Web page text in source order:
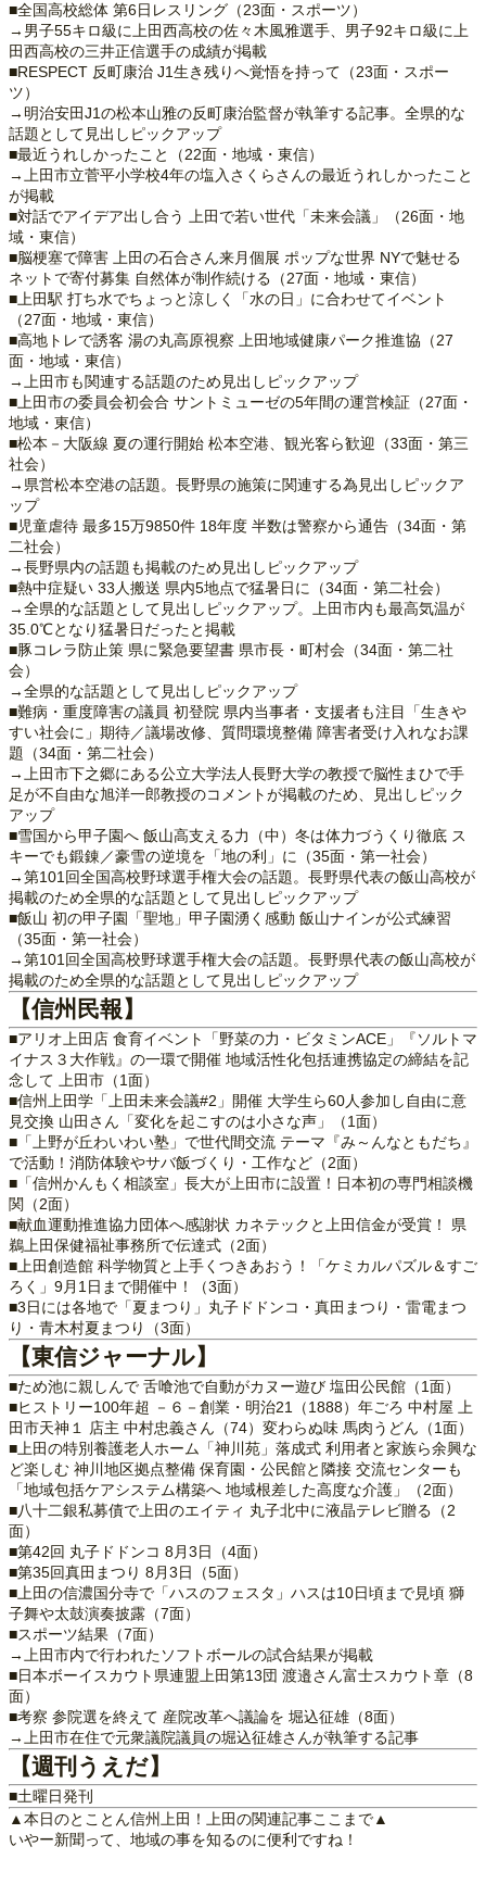
■全国高校総体 第6日レスリング（23面・スポーツ）
→男子55キロ級に上田西高校の佐々木風雅選手、男子92キロ級に上
田西高校の三井正信選手の成績が掲載
■RESPECT 反町康治 J1生き残りへ覚悟を持って（23面・スポー
ツ）
→明治安田J1の松本山雅の反町康治監督が執筆する記事。全県的な
話題として見出しピックアップ
■最近うれしかったこと（22面・地域・東信）
→上田市立菅平小学校4年の塩入さくらさんの最近うれしかったこと
が掲載
■対話でアイデア出し合う 上田で若い世代「未来会議」（26面・地
域・東信）
■脳梗塞で障害 上田の石合さん来月個展 ポップな世界 NYで魅せる
ネットで寄付募集 自然体が制作続ける（27面・地域・東信）
■上田駅 打ち水でちょっと涼しく「水の日」に合わせてイベント
（27面・地域・東信）
■高地トレで誘客 湯の丸高原視察 上田地域健康パーク推進協（27
面・地域・東信）
→上田市も関連する話題のため見出しピックアップ
■上田市の委員会初会合 サントミューゼの5年間の運営検証（27面・
地域・東信）
■松本－大阪線 夏の運行開始 松本空港、観光客ら歓迎（33面・第三
社会）
→県営松本空港の話題。長野県の施策に関連する為見出しピックア
ップ
■児童虐待 最多15万9850件 18年度 半数は警察から通告（34面・第
二社会）
→長野県内の話題も掲載のため見出しピックアップ
■熱中症疑い 33人搬送 県内5地点で猛暑日に（34面・第二社会）
→全県的な話題として見出しピックアップ。上田市内も最高気温が
35.0℃となり猛暑日だったと掲載
■豚コレラ防止策 県に緊急要望書 県市長・町村会（34面・第二社
会）
→全県的な話題として見出しピックアップ
■難病・重度障害の議員 初登院 県内当事者・支援者も注目「生きや
すい社会に」期待／議場改修、質問環境整備 障害者受け入れなお課
題（34面・第二社会）
→上田市下之郷にある公立大学法人長野大学の教授で脳性まひで手
足が不自由な旭洋一郎教授のコメントが掲載のため、見出しピック
アップ
■雪国から甲子園へ 飯山高支える力（中）冬は体力づうくり徹底 ス
キーでも鍛錬／豪雪の逆境を「地の利」に（35面・第一社会）
→第101回全国高校野球選手権大会の話題。長野県代表の飯山高校が
掲載のため全県的な話題として見出しピックアップ
■飯山 初の甲子園「聖地」甲子園湧く感動 飯山ナインが公式練習
（35面・第一社会）
→第101回全国高校野球選手権大会の話題。長野県代表の飯山高校が
掲載のため全県的な話題として見出しピックアップ
【信州民報】
■アリオ上田店 食育イベント「野菜の力・ビタミンACE」『ソルトマ
イナス３大作戦』の一環で開催 地域活性化包括連携協定の締結を記
念して 上田市（1面）
■信州上田学「上田未来会議#2」開催 大学生ら60人参加し自由に意
見交換 山田さん「変化を起こすのは小さな声」（1面）
■「上野が丘わいわい塾」で世代間交流 テーマ『み～んなともだち』
で活動！消防体験やサバ飯づくり・工作など（2面）
■「信州かんもく相談室」長大が上田市に設置！日本初の専門相談機
関（2面）
■献血運動推進協力団体へ感謝状 カネテックと上田信金が受賞！ 県
鵜上田保健福祉事務所で伝達式（2面）
■上田創造館 科学物質と上手くつきあおう！「ケミカルパズル＆すご
ろく」9月1日まで開催中！（3面）
■3日には各地で「夏まつり」丸子ドドンコ・真田まつり・雷電まつ
り・青木村夏まつり（3面）
【東信ジャーナル】
■ため池に親しんで 舌喰池で自動がカヌー遊び 塩田公民館（1面）
■ヒストリー100年超 －６－創業・明治21（1888）年ごろ 中村屋 上
田市天神１ 店主 中村忠義さん（74）変わらぬ味 馬肉うどん（1面）
■上田の特別養護老人ホーム「神川苑」落成式 利用者と家族ら余興な
ど楽しむ 神川地区拠点整備 保育園・公民館と隣接 交流センターも
「地域包括ケアシステム構築へ 地域根差した高度な介護」（2面）
■八十二銀私募債で上田のエイティ 丸子北中に液晶テレビ贈る（2
面）
■第42回 丸子ドドンコ 8月3日（4面）
■第35回真田まつり 8月3日（5面）
■上田の信濃国分寺で「ハスのフェスタ」ハスは10日頃まで見頃 獅
子舞や太鼓演奏披露（7面）
■スポーツ結果（7面）
→上田市内で行われたソフトボールの試合結果が掲載
■日本ボーイスカウト県連盟上田第13団 渡邉さん富士スカウト章（8
面）
■考察 参院選を終えて 産院改革へ議論を 堀込征雄（8面）
→上田市在住で元衆議院議員の堀込征雄さんが執筆する記事
【週刊うえだ】
■土曜日発刊
▲本日のとことん信州上田！上田の関連記事ここまで▲
いやー新聞って、地域の事を知るのに便利ですね！